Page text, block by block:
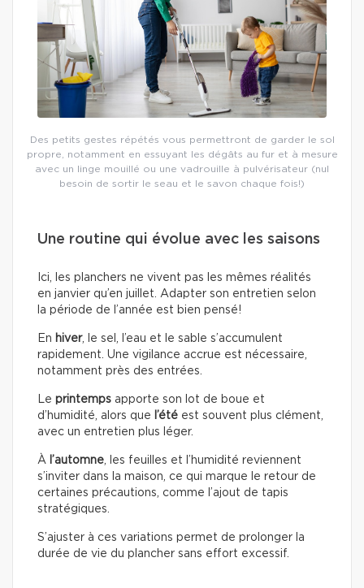
Des petits gestes répétés vous permettront de garder le sol
propre, notamment en essuyant les dégâts au fur et à mesure
avec un linge mouillé ou une vadrouille à pulvérisateur (nul
besoin de sortir le seau et le savon chaque fois!)
Une routine qui évolue avec les saisons
Ici, les planchers ne vivent pas les mêmes réalités
en janvier qu’en juillet. Adapter son entretien selon
la période de l’année est bien pensé!
En hiver, le sel, l’eau et le sable s’accumulent
rapidement. Une vigilance accrue est nécessaire,
notamment près des entrées.
Le printemps apporte son lot de boue et
d’humidité, alors que l’été est souvent plus clément,
avec un entretien plus léger.
À l’automne , les feuilles et l’humidité reviennent
s’inviter dans la maison, ce qui marque le retour de
certaines précautions, comme l’ajout de tapis
stratégiques.
S’ajuster à ces variations permet de prolonger la
durée de vie du plancher sans effort excessif.